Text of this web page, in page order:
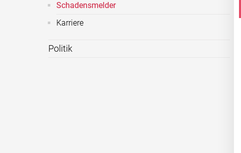
Schadensmelder
Karriere
Politik